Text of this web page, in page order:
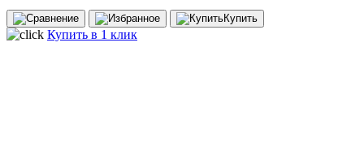
Купить
Купить в 1 клик